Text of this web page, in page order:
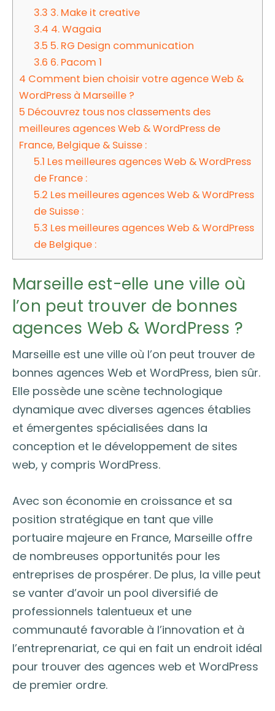
3.3 3. Make it creative
3.4 4. Wagaia
3.5 5. RG Design communication
3.6 6. Pacom 1
4 Comment bien choisir votre agence Web &
WordPress à Marseille ?
5 Découvrez tous nos classements des
meilleures agences Web & WordPress de
France, Belgique & Suisse :
5.1 Les meilleures agences Web & WordPress
de France :
5.2 Les meilleures agences Web & WordPress
de Suisse :
5.3 Les meilleures agences Web & WordPress
de Belgique :
Marseille est-elle une ville où
l’on peut trouver de bonnes
agences Web & WordPress ?
Marseille est une ville où l’on peut trouver de
bonnes agences Web et WordPress, bien sûr.
Elle possède une scène technologique
dynamique avec diverses agences établies
et émergentes spécialisées dans la
conception et le développement de sites
web, y compris WordPress.
Avec son économie en croissance et sa
position stratégique en tant que ville
portuaire majeure en France, Marseille offre
de nombreuses opportunités pour les
entreprises de prospérer. De plus, la ville peut
se vanter d’avoir un pool diversifié de
professionnels talentueux et une
communauté favorable à l’innovation et à
l’entreprenariat, ce qui en fait un endroit idéal
pour trouver des agences web et WordPress
de premier ordre.